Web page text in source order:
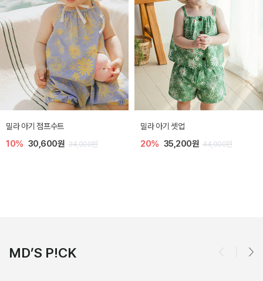
토닉 아기 민소매 티셔츠
20% 11,200원 14,000원
베티 니트 아기 민소매 티셔츠
10% 24,300원 27,000원
MD’S P!CK